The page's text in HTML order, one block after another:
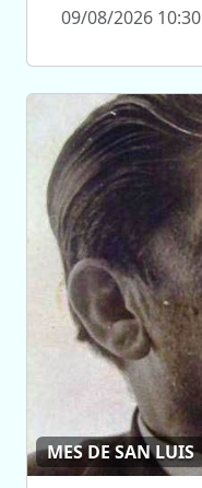
09/08/2026 10:30
MES DE SAN LUIS